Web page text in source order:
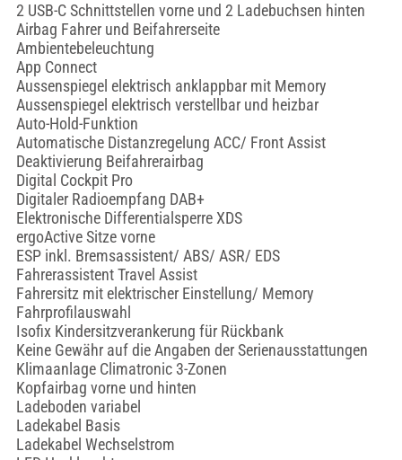
2 USB-C Schnittstellen vorne und 2 Ladebuchsen hinten
Airbag Fahrer und Beifahrerseite
Ambientebeleuchtung
App Connect
Aussenspiegel elektrisch anklappbar mit Memory
Aussenspiegel elektrisch verstellbar und heizbar
Auto-Hold-Funktion
Automatische Distanzregelung ACC/ Front Assist
Deaktivierung Beifahrerairbag
Digital Cockpit Pro
Digitaler Radioempfang DAB+
Elektronische Differentialsperre XDS
ergoActive Sitze vorne
ESP inkl. Bremsassistent/ ABS/ ASR/ EDS
Fahrerassistent Travel Assist
Fahrersitz mit elektrischer Einstellung/ Memory
Fahrprofilauswahl
Isofix Kindersitzverankerung für Rückbank
Keine Gewähr auf die Angaben der Serienausstattungen
Klimaanlage Climatronic 3-Zonen
Kopfairbag vorne und hinten
Ladeboden variabel
Ladekabel Basis
Ladekabel Wechselstrom